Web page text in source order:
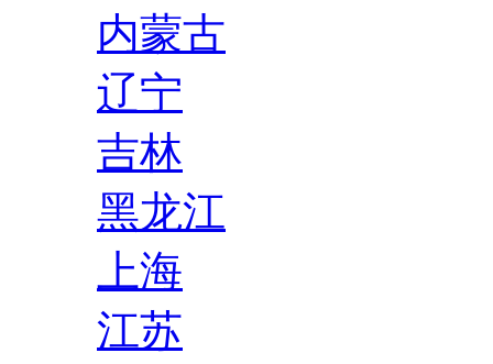
内蒙古
辽宁
吉林
黑龙江
上海
江苏